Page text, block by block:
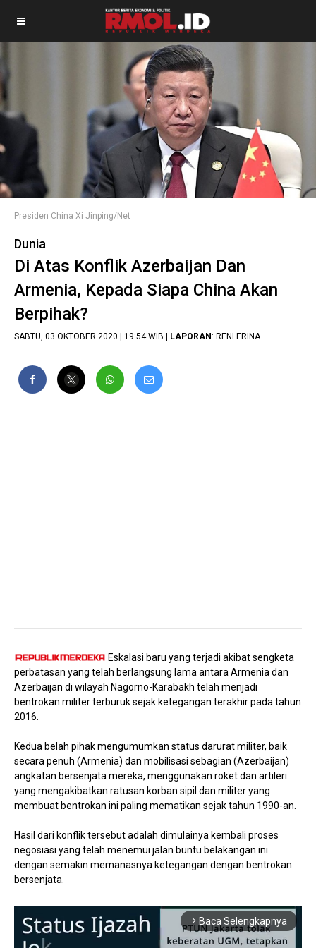
Presiden China Xi Jinping/Net
Dunia
Di Atas Konflik Azerbaijan Dan
Armenia, Kepada Siapa China Akan
Berpihak?
SABTU, 03 OKTOBER 2020 | 19:54 WIB | LAPORAN: RENI ERINA
Eskalasi baru yang terjadi akibat sengketa
perbatasan yang telah berlangsung lama antara Armenia dan
Azerbaijan di wilayah Nagorno-Karabakh telah menjadi
bentrokan militer terburuk sejak ketegangan terakhir pada tahun
2016.
Kedua belah pihak mengumumkan status darurat militer, baik
secara penuh (Armenia) dan mobilisasi sebagian (Azerbaijan)
angkatan bersenjata mereka, menggunakan roket dan artileri
yang mengakibatkan ratusan korban sipil dan militer yang
membuat bentrokan ini paling mematikan sejak tahun 1990-an.
Hasil dari konflik tersebut adalah dimulainya kembali proses
negosiasi yang telah menemui jalan buntu belakangan ini
dengan semakin memanasnya ketegangan dengan bentrokan
bersenjata.
arrow_forward_ios Baca Selengkapnya